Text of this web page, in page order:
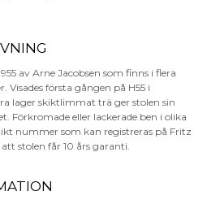
av Arne Jacobsen som finns i flera
Visades första gången på H55 i
lager skiktlimmat trä ger stolen sin
Förkromade eller lackerade ben i olika
nummer som kan registreras på Fritz
stolen får 10 års garanti.